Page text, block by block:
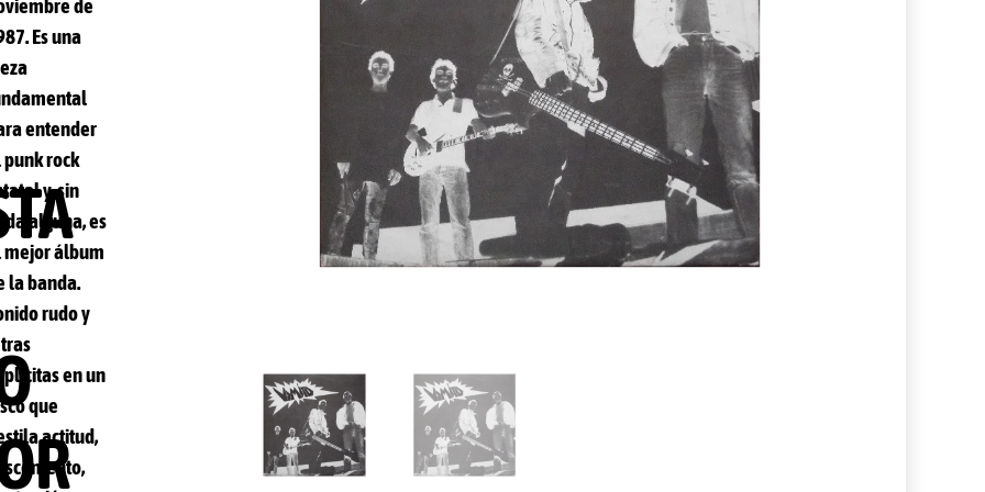
de
Es una
entender
punk rock
y, sin
alguna, es
mejor álbum
la banda.
rudo y
en un
que
actitud,